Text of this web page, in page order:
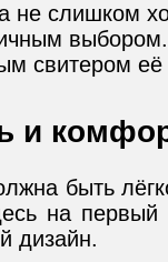
не слишком
свитером
и
быть
на
дизайн.